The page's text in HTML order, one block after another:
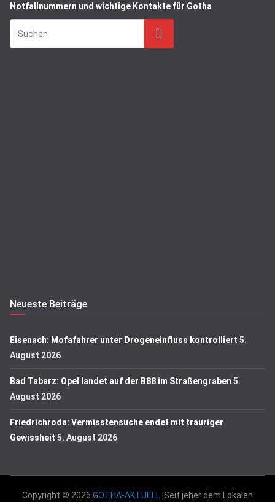
Notfallnummern und wichtige Kontakte für Gotha
Suchen
Neueste Beiträge
Eisenach: Mofafahrer unter Drogeneinfluss kontrolliert 5.
August 2026
Bad Tabarz: Opel landet auf der B88 im Straßengraben 5.
August 2026
Friedrichroda: Vermisstensuche endet mit trauriger
Gewissheit 5. August 2026
Copyright © 2026 GOTHA-AKTUELL .|Seit jeher dem Lokalen